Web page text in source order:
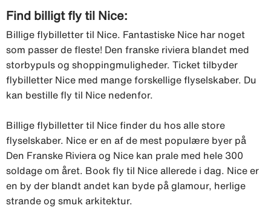
Find billigt fly til Nice:
Billige flybilletter til Nice. Fantastiske Nice har noget
som passer de fleste! Den franske riviera blandet med
storbypuls og shoppingmuligheder. Ticket tilbyder
flybilletter Nice med mange forskellige flyselskaber. Du
kan bestille fly til Nice nedenfor.
Billige flybilletter til Nice finder du hos alle store
flyselskaber. Nice er en af de mest populære byer på
Den Franske Riviera og Nice kan prale med hele 300
soldage om året. Book fly til Nice allerede i dag. Nice er
en by der blandt andet kan byde på glamour, herlige
strande og smuk arkitektur.